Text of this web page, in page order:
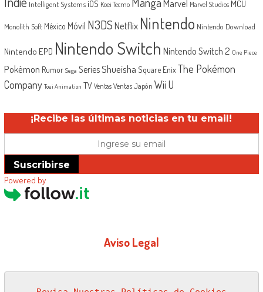
Intelligent Systems iOS Koei Tecmo Marvel Marvel Studios MCU
Monolith Soft México Móvil N3DSNetflix Nintendo Nintendo Download
Nintendo EPD Nintendo Switch Nintendo Switch 2 One Piece
Pokémon Rumor Sega SeriesShueisha Square EnixThe Pokémon
Company Toei Animation TV Ventas Ventas Japón Wii U
¡Recibe las últimas noticias en tu email!
Suscribirse
Powered by
Aviso Legal